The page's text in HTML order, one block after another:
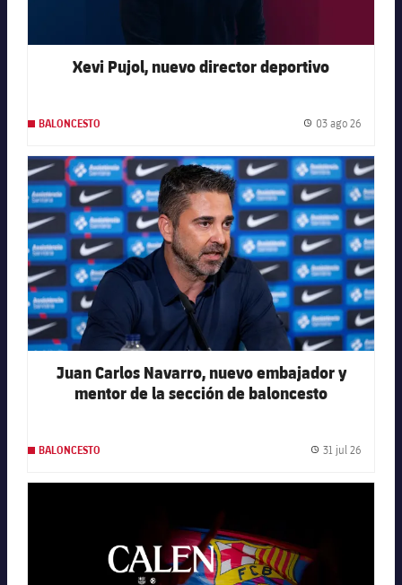
Xevi Pujol, nuevo director deportivo
BALONCESTO Fecha
03 ago 26
FC Barcelona club badge
Juan Carlos Navarro, nuevo embajador y
mentor de la sección de baloncesto
BALONCESTO Fecha
31 jul 26